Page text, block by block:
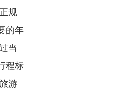
规
的年
当
程标
游